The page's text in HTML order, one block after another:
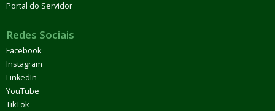
Portal do Servidor
Redes Sociais
Facebook
Instagram
LinkedIn
YouTube
TikTok